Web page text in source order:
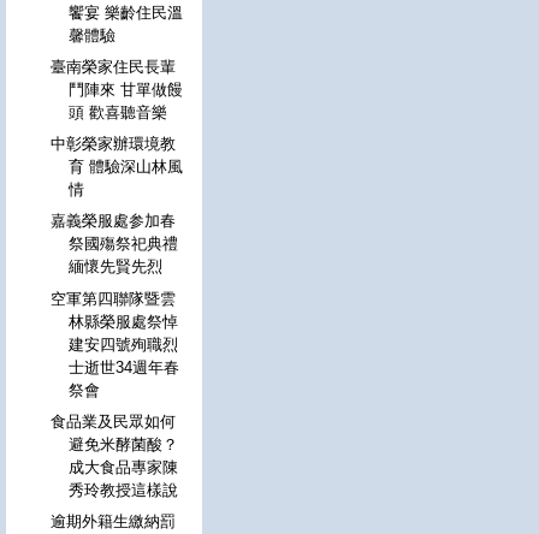
饗宴 樂齡住民溫
馨體驗
臺南榮家住民長輩
鬥陣來 甘單做饅
頭 歡喜聽音樂
中彰榮家辦環境教
育 體驗深山林風
情
嘉義榮服處参加春
祭國殤祭祀典禮
緬懷先賢先烈
空軍第四聯隊暨雲
林縣榮服處祭悼
建安四號殉職烈
士逝世34週年春
祭會
食品業及民眾如何
避免米酵菌酸？
成大食品專家陳
秀玲教授這樣說
逾期外籍生繳納罰